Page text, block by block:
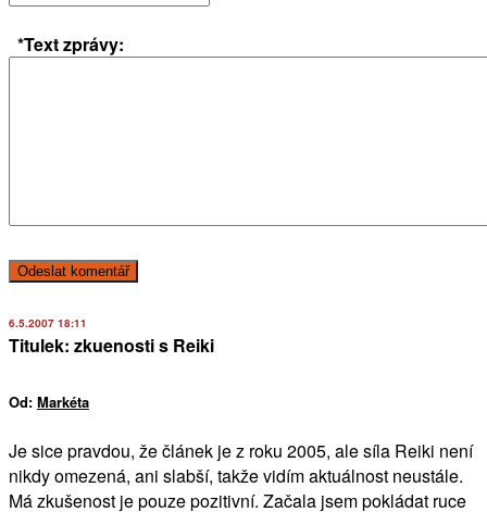
*Text zprávy:
6.5.2007 18:11
Titulek: zkuenosti s Reiki
Od: Markéta
Je sice pravdou, že článek je z roku 2005, ale síla Reiki není
nikdy omezená, ani slabší, takže vidím aktuálnost neustále.
Má zkušenost je pouze pozitivní. Začala jsem pokládat ruce